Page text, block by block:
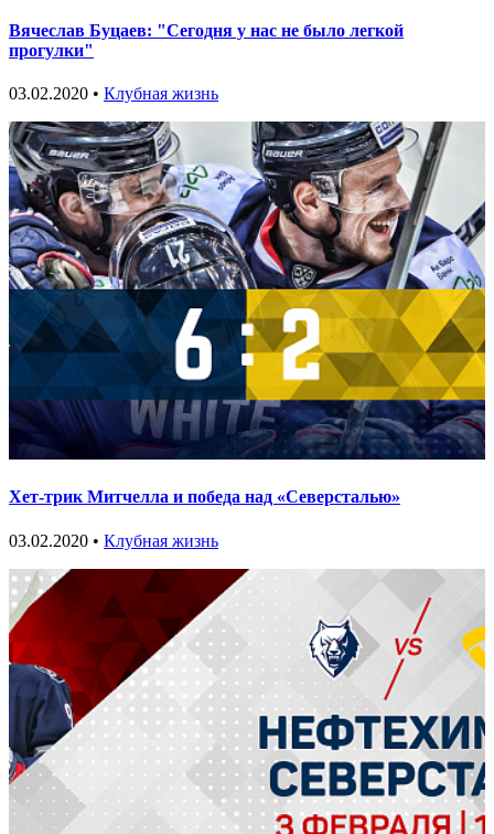
Вячеслав Буцаев: "Сегодня у нас не было легкой
прогулки"
03.02.2020 • Клубная жизнь
Хет-трик Митчелла и победа над «Северсталью»
03.02.2020 • Клубная жизнь